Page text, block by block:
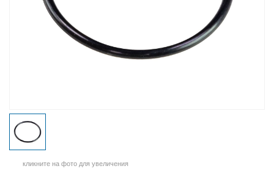
кликните на фото для увеличения